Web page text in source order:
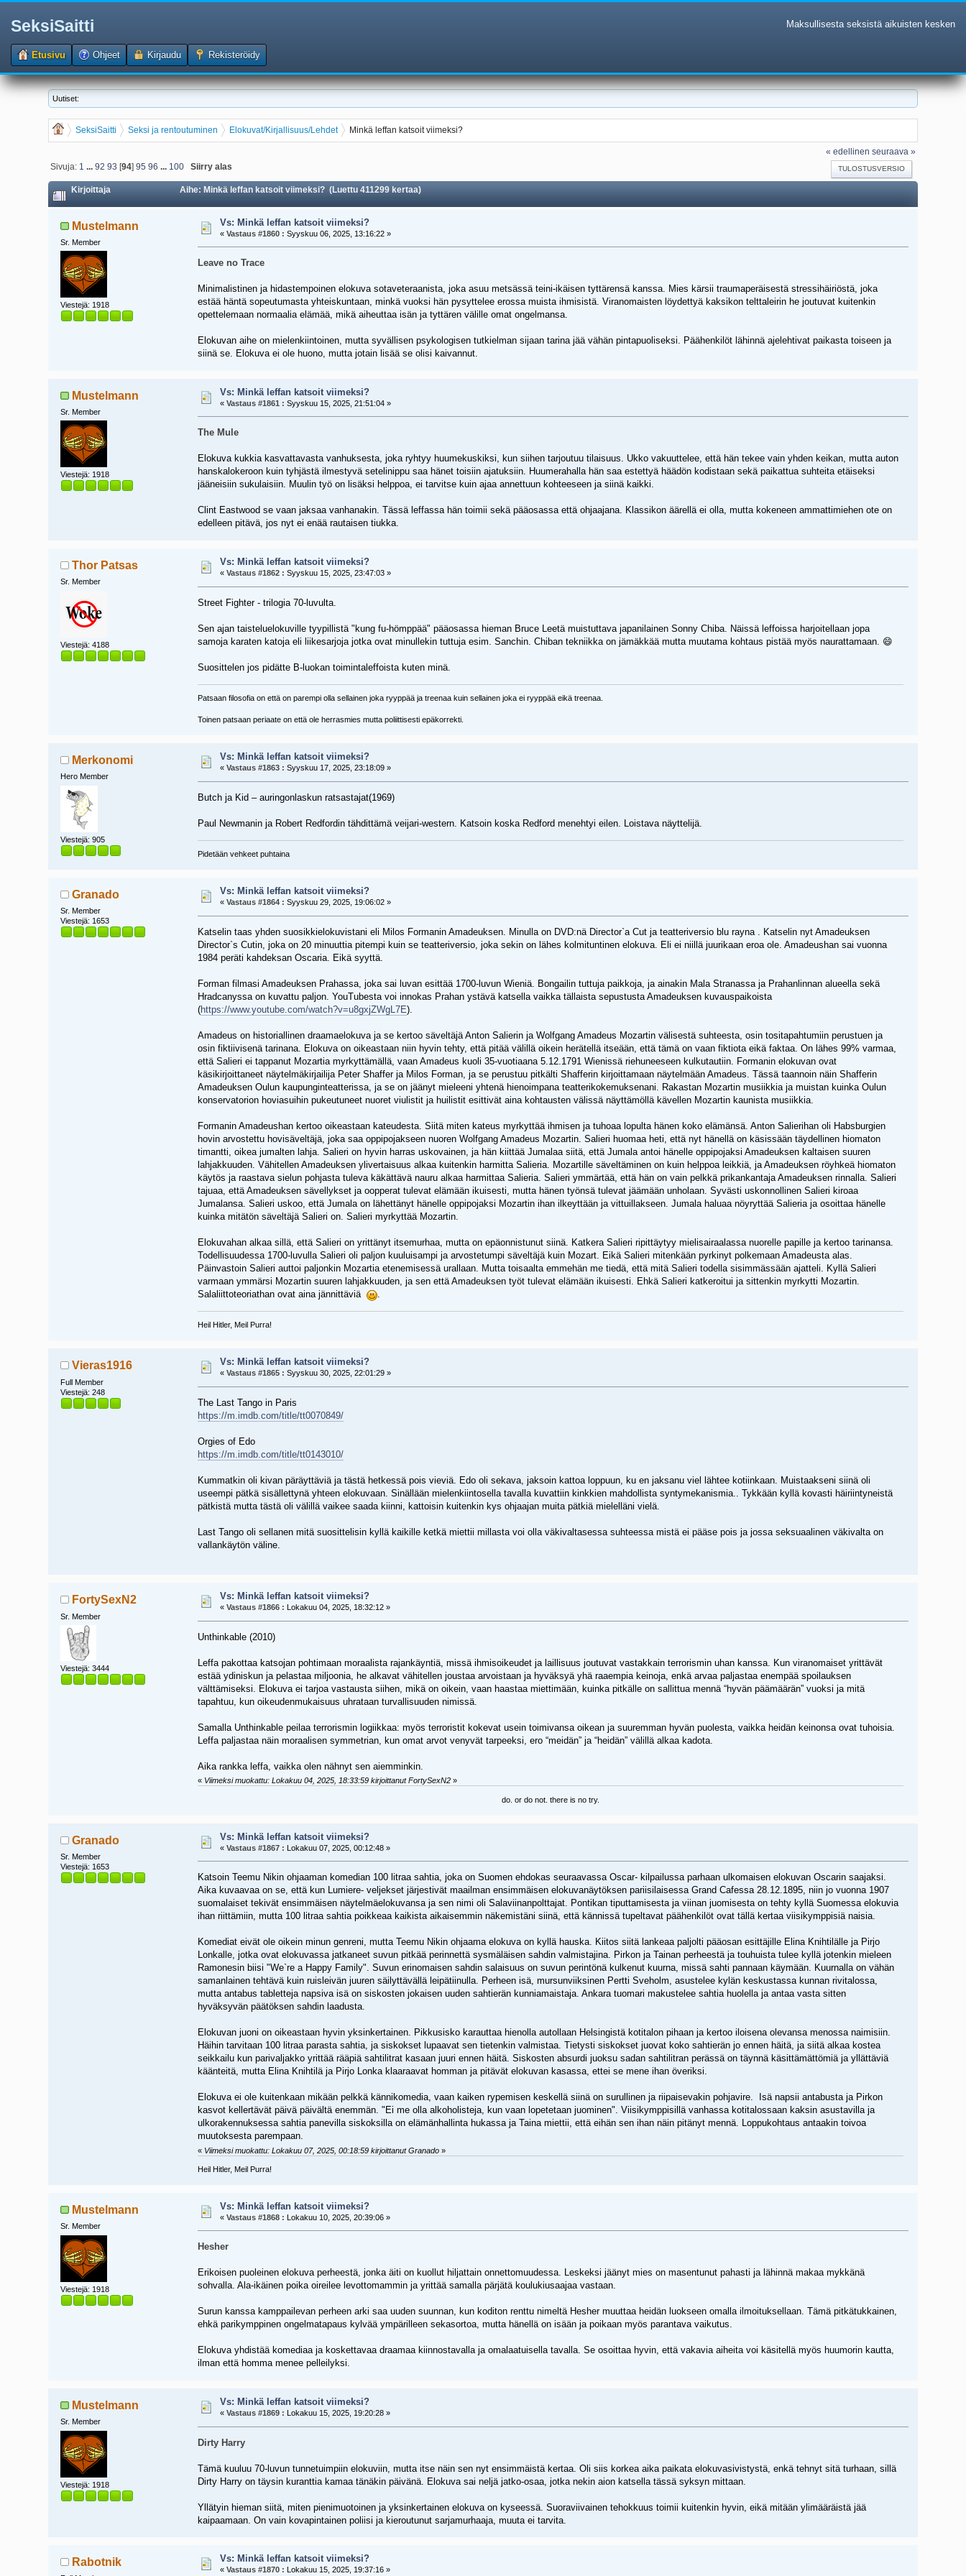
SeksiSaitti Maksullisesta seksistä aikuisten kesken
Etusivu Ohjeet Kirjaudu Rekisteröidy
Uutiset:
SeksiSaitti Seksi ja rentoutuminen Elokuvat/Kirjallisuus/Lehdet Minkä leffan katsoit viimeksi?
« edellinen seuraava »
TULOSTUSVERSIO
Sivuja: 1 ... 92 93 [94] 95 96 ... 100 Siirry alas
Kirjoittaja Aihe: Minkä leffan katsoit viimeksi? (Luettu 411299 kertaa)
Mustelmann
Sr. Member
Viestejä: 1918
Vs: Minkä leffan katsoit viimeksi?
« Vastaus #1860 : Syyskuu 06, 2025, 13:16:22 »
Leave no Trace
Minimalistinen ja hidastempoinen elokuva sotaveteraanista, joka asuu metsässä teini-ikäisen tyttärensä kanssa. Mies kärsii traumaperäisestä stressihäiriöstä, joka
estää häntä sopeutumasta yhteiskuntaan, minkä vuoksi hän pysyttelee erossa muista ihmisistä. Viranomaisten löydettyä kaksikon telttaleirin he joutuvat kuitenkin
opettelemaan normaalia elämää, mikä aiheuttaa isän ja tyttären välille omat ongelmansa.
Elokuvan aihe on mielenkiintoinen, mutta syvällisen psykologisen tutkielman sijaan tarina jää vähän pintapuoliseksi. Päähenkilöt lähinnä ajelehtivat paikasta toiseen ja
siinä se. Elokuva ei ole huono, mutta jotain lisää se olisi kaivannut.
Mustelmann
Sr. Member
Viestejä: 1918
Vs: Minkä leffan katsoit viimeksi?
« Vastaus #1861 : Syyskuu 15, 2025, 21:51:04 »
The Mule
Elokuva kukkia kasvattavasta vanhuksesta, joka ryhtyy huumekuskiksi, kun siihen tarjoutuu tilaisuus. Ukko vakuuttelee, että hän tekee vain yhden keikan, mutta auton
hanskalokeroon kuin tyhjästä ilmestyvä setelinippu saa hänet toisiin ajatuksiin. Huumerahalla hän saa estettyä häädön kodistaan sekä paikattua suhteita etäiseksi
jääneisiin sukulaisiin. Muulin työ on lisäksi helppoa, ei tarvitse kuin ajaa annettuun kohteeseen ja siinä kaikki.
Clint Eastwood se vaan jaksaa vanhanakin. Tässä leffassa hän toimii sekä pääosassa että ohjaajana. Klassikon äärellä ei olla, mutta kokeneen ammattimiehen ote on
edelleen pitävä, jos nyt ei enää rautaisen tiukka.
Thor Patsas
Sr. Member
Viestejä: 4188
Vs: Minkä leffan katsoit viimeksi?
« Vastaus #1862 : Syyskuu 15, 2025, 23:47:03 »
Street Fighter - trilogia 70-luvulta.
Sen ajan taisteluelokuville tyypillistä "kung fu-hömppää" pääosassa hieman Bruce Leetä muistuttava japanilainen Sonny Chiba. Näissä leffoissa harjoitellaan jopa
samoja karaten katoja eli liikesarjoja jotka ovat minullekin tuttuja esim. Sanchin. Chiban tekniikka on jämäkkää mutta muutama kohtaus pistää myös naurattamaan. 😄
Suosittelen jos pidätte B-luokan toimintaleffoista kuten minä.
Patsaan filosofia on että on parempi olla sellainen joka ryyppää ja treenaa kuin sellainen joka ei ryyppää eikä treenaa.
Toinen patsaan periaate on että ole herrasmies mutta poliittisesti epäkorrekti.
Merkonomi
Hero Member
Viestejä: 905
Vs: Minkä leffan katsoit viimeksi?
« Vastaus #1863 : Syyskuu 17, 2025, 23:18:09 »
Butch ja Kid – auringonlaskun ratsastajat(1969)
Paul Newmanin ja Robert Redfordin tähdittämä veijari-western. Katsoin koska Redford menehtyi eilen. Loistava näyttelijä.
Pidetään vehkeet puhtaina
Granado
Sr. Member
Viestejä: 1653
Vs: Minkä leffan katsoit viimeksi?
« Vastaus #1864 : Syyskuu 29, 2025, 19:06:02 »
Katselin taas yhden suosikkielokuvistani eli Milos Formanin Amadeuksen. Minulla on DVD:nä Director`a Cut ja teatteriversio blu rayna . Katselin nyt Amadeuksen
Director`s Cutin, joka on 20 minuuttia pitempi kuin se teatteriversio, joka sekin on lähes kolmituntinen elokuva. Eli ei niillä juurikaan eroa ole. Amadeushan sai vuonna
1984 peräti kahdeksan Oscaria. Eikä syyttä.
Forman filmasi Amadeuksen Prahassa, joka sai luvan esittää 1700-luvun Wieniä. Bongailin tuttuja paikkoja, ja ainakin Mala Stranassa ja Prahanlinnan alueella sekä
Hradcanyssa on kuvattu paljon. YouTubesta voi innokas Prahan ystävä katsella vaikka tällaista sepustusta Amadeuksen kuvauspaikoista
(https://www.youtube.com/watch?v=u8gxjZWgL7E).
Amadeus on historiallinen draamaelokuva ja se kertoo säveltäjä Anton Salierin ja Wolfgang Amadeus Mozartin välisestä suhteesta, osin tositapahtumiin perustuen ja
osin fiktiivisenä tarinana. Elokuva on oikeastaan niin hyvin tehty, että pitää välillä oikein herätellä itseään, että tämä on vaan fiktiota eikä faktaa. On lähes 99% varmaa,
että Salieri ei tappanut Mozartia myrkyttämällä, vaan Amadeus kuoli 35-vuotiaana 5.12.1791 Wienissä riehuneeseen kulkutautiin. Formanin elokuvan ovat
käsikirjoittaneet näytelmäkirjailija Peter Shaffer ja Milos Forman, ja se perustuu pitkälti Shafferin kirjoittamaan näytelmään Amadeus. Tässä taannoin näin Shafferin
Amadeuksen Oulun kaupunginteatterissa, ja se on jäänyt mieleeni yhtenä hienoimpana teatterikokemuksenani. Rakastan Mozartin musiikkia ja muistan kuinka Oulun
konservatorion hoviasuihin pukeutuneet nuoret viulistit ja huilistit esittivät aina kohtausten välissä näyttämöllä kävellen Mozartin kaunista musiikkia.
Formanin Amadeushan kertoo oikeastaan kateudesta. Siitä miten kateus myrkyttää ihmisen ja tuhoaa lopulta hänen koko elämänsä. Anton Salierihan oli Habsburgien
hovin arvostettu hovisäveltäjä, joka saa oppipojakseen nuoren Wolfgang Amadeus Mozartin. Salieri huomaa heti, että nyt hänellä on käsissään täydellinen hiomaton
timantti, oikea jumalten lahja. Salieri on hyvin harras uskovainen, ja hän kiittää Jumalaa siitä, että Jumala antoi hänelle oppipojaksi Amadeuksen kaltaisen suuren
lahjakkuuden. Vähitellen Amadeuksen ylivertaisuus alkaa kuitenkin harmitta Salieria. Mozartille säveltäminen on kuin helppoa leikkiä, ja Amadeuksen röyhkeä hiomaton
käytös ja raastava sielun pohjasta tuleva käkättävä nauru alkaa harmittaa Salieria. Salieri ymmärtää, että hän on vain pelkkä prikankantaja Amadeuksen rinnalla. Salieri
tajuaa, että Amadeuksen sävellykset ja oopperat tulevat elämään ikuisesti, mutta hänen työnsä tulevat jäämään unholaan. Syvästi uskonnollinen Salieri kiroaa
Jumalansa. Salieri uskoo, että Jumala on lähettänyt hänelle oppipojaksi Mozartin ihan ilkeyttään ja vittuillakseen. Jumala haluaa nöyryttää Salieria ja osoittaa hänelle
kuinka mitätön säveltäjä Salieri on. Salieri myrkyttää Mozartin.
Elokuvahan alkaa sillä, että Salieri on yrittänyt itsemurhaa, mutta on epäonnistunut siinä. Katkera Salieri ripittäytyy mielisairaalassa nuorelle papille ja kertoo tarinansa.
Todellisuudessa 1700-luvulla Salieri oli paljon kuuluisampi ja arvostetumpi säveltäjä kuin Mozart. Eikä Salieri mitenkään pyrkinyt polkemaan Amadeusta alas.
Päinvastoin Salieri auttoi paljonkin Mozartia etenemisessä urallaan. Mutta toisaalta emmehän me tiedä, että mitä Salieri todella sisimmässään ajatteli. Kyllä Salieri
varmaan ymmärsi Mozartin suuren lahjakkuuden, ja sen että Amadeuksen työt tulevat elämään ikuisesti. Ehkä Salieri katkeroitui ja sittenkin myrkytti Mozartin.
Salaliittoteoriathan ovat aina jännittäviä
Heil Hitler, Meil Purra!
Vieras1916
Full Member
Viestejä: 248
Vs: Minkä leffan katsoit viimeksi?
« Vastaus #1865 : Syyskuu 30, 2025, 22:01:29 »
The Last Tango in Paris
https://m.imdb.com/title/tt0070849/
Orgies of Edo
https://m.imdb.com/title/tt0143010/
Kummatkin oli kivan päräyttäviä ja tästä hetkessä pois vieviä. Edo oli sekava, jaksoin kattoa loppuun, ku en jaksanu viel lähtee kotiinkaan. Muistaakseni siinä oli
useempi pätkä sisällettynä yhteen elokuvaan. Sinällään mielenkiintosella tavalla kuvattiin kinkkien mahdollista syntymekanismia.. Tykkään kyllä kovasti häiriintyneistä
pätkistä mutta tästä oli välillä vaikee saada kiinni, kattoisin kuitenkin kys ohjaajan muita pätkiä mielelläni vielä.
Last Tango oli sellanen mitä suosittelisin kyllä kaikille ketkä miettii millasta voi olla väkivaltasessa suhteessa mistä ei pääse pois ja jossa seksuaalinen väkivalta on
vallankäytön väline.
FortySexN2
Sr. Member
Viestejä: 3444
Vs: Minkä leffan katsoit viimeksi?
« Vastaus #1866 : Lokakuu 04, 2025, 18:32:12 »
Unthinkable (2010)
Leffa pakottaa katsojan pohtimaan moraalista rajankäyntiä, missä ihmisoikeudet ja laillisuus joutuvat vastakkain terrorismin uhan kanssa. Kun viranomaiset yrittävät
estää ydiniskun ja pelastaa miljoonia, he alkavat vähitellen joustaa arvoistaan ja hyväksyä yhä raaempia keinoja, enkä arvaa paljastaa enempää spoilauksen
välttämiseksi. Elokuva ei tarjoa vastausta siihen, mikä on oikein, vaan haastaa miettimään, kuinka pitkälle on sallittua mennä “hyvän päämäärän” vuoksi ja mitä
tapahtuu, kun oikeudenmukaisuus uhrataan turvallisuuden nimissä.
Samalla Unthinkable peilaa terrorismin logiikkaa: myös terroristit kokevat usein toimivansa oikean ja suuremman hyvän puolesta, vaikka heidän keinonsa ovat tuhoisia.
Leffa paljastaa näin moraalisen symmetrian, kun omat arvot venyvät tarpeeksi, ero “meidän” ja “heidän” välillä alkaa kadota.
Aika rankka leffa, vaikka olen nähnyt sen aiemminkin.
« Viimeksi muokattu: Lokakuu 04, 2025, 18:33:59 kirjoittanut FortySexN2 »
do. or do not. there is no try.
Granado
Sr. Member
Viestejä: 1653
Vs: Minkä leffan katsoit viimeksi?
« Vastaus #1867 : Lokakuu 07, 2025, 00:12:48 »
Katsoin Teemu Nikin ohjaaman komedian 100 litraa sahtia, joka on Suomen ehdokas seuraavassa Oscar- kilpailussa parhaan ulkomaisen elokuvan Oscarin saajaksi.
Aika kuvaavaa on se, että kun Lumiere- veljekset järjestivät maailman ensimmäisen elokuvanäytöksen pariisilaisessa Grand Cafessa 28.12.1895, niin jo vuonna 1907
suomalaiset tekivät ensimmäisen näytelmäelokuvansa ja sen nimi oli Salaviinanpolttajat. Pontikan tiputtamisesta ja viinan juomisesta on tehty kyllä Suomessa elokuvia
ihan riittämiin, mutta 100 litraa sahtia poikkeaa kaikista aikaisemmin näkemistäni siinä, että kännissä tupeltavat päähenkilöt ovat tällä kertaa viisikymppisiä naisia.
Komediat eivät ole oikein minun genreni, mutta Teemu Nikin ohjaama elokuva on kyllä hauska. Kiitos siitä lankeaa paljolti pääosan esittäjille Elina Knihtilälle ja Pirjo
Lonkalle, jotka ovat elokuvassa jatkaneet suvun pitkää perinnettä sysmäläisen sahdin valmistajina. Pirkon ja Tainan perheestä ja touhuista tulee kyllä jotenkin mieleen
Ramonesin biisi "We`re a Happy Family". Suvun erinomaisen sahdin salaisuus on suvun perintönä kulkenut kuurna, missä sahti pannaan käymään. Kuurnalla on vähän
samanlainen tehtävä kuin ruisleivän juuren säilyttävällä leipätiinulla. Perheen isä, mursunviiksinen Pertti Sveholm, asustelee kylän keskustassa kunnan rivitalossa,
mutta antabus tabletteja napsiva isä on siskosten jokaisen uuden sahtierän kunniamaistaja. Ankara tuomari makustelee sahtia huolella ja antaa vasta sitten
hyväksyvän päätöksen sahdin laadusta.
Elokuvan juoni on oikeastaan hyvin yksinkertainen. Pikkusisko karauttaa hienolla autollaan Helsingistä kotitalon pihaan ja kertoo iloisena olevansa menossa naimisiin.
Häihin tarvitaan 100 litraa parasta sahtia, ja siskokset lupaavat sen tietenkin valmistaa. Tietysti siskokset juovat koko sahtierän jo ennen häitä, ja siitä alkaa kostea
seikkailu kun parivaljakko yrittää rääpiä sahtilitrat kasaan juuri ennen häitä. Siskosten absurdi juoksu sadan sahtilitran perässä on täynnä käsittämättömiä ja yllättäviä
käänteitä, mutta Elina Knihtilä ja Pirjo Lonka klaaraavat homman ja pitävät elokuvan kasassa, ettei se mene ihan överiksi.
Elokuva ei ole kuitenkaan mikään pelkkä kännikomedia, vaan kaiken rypemisen keskellä siinä on surullinen ja riipaisevakin pohjavire. Isä napsii antabusta ja Pirkon
kasvot kellertävät päivä päivältä enemmän. "Ei me olla alkoholisteja, kun vaan lopetetaan juominen". Viisikymppisillä vanhassa kotitalossaan kaksin asustavilla ja
ulkorakennuksessa sahtia panevilla siskoksilla on elämänhallinta hukassa ja Taina miettii, että eihän sen ihan näin pitänyt mennä. Loppukohtaus antaakin toivoa
muutoksesta parempaan.
« Viimeksi muokattu: Lokakuu 07, 2025, 00:18:59 kirjoittanut Granado »
Heil Hitler, Meil Purra!
Mustelmann
Sr. Member
Viestejä: 1918
Vs: Minkä leffan katsoit viimeksi?
« Vastaus #1868 : Lokakuu 10, 2025, 20:39:06 »
Hesher
Erikoisen puoleinen elokuva perheestä, jonka äiti on kuollut hiljattain onnettomuudessa. Leskeksi jäänyt mies on masentunut pahasti ja lähinnä makaa mykkänä
sohvalla. Ala-ikäinen poika oireilee levottomammin ja yrittää samalla pärjätä koulukiusaajaa vastaan.
Surun kanssa kamppailevan perheen arki saa uuden suunnan, kun koditon renttu nimeltä Hesher muuttaa heidän luokseen omalla ilmoituksellaan. Tämä pitkätukkainen,
ehkä parikymppinen ongelmatapaus kylvää ympärilleen sekasortoa, mutta hänellä on isään ja poikaan myös parantava vaikutus.
Elokuva yhdistää komediaa ja koskettavaa draamaa kiinnostavalla ja omalaatuisella tavalla. Se osoittaa hyvin, että vakavia aiheita voi käsitellä myös huumorin kautta,
ilman että homma menee pelleilyksi.
Mustelmann
Sr. Member
Viestejä: 1918
Vs: Minkä leffan katsoit viimeksi?
« Vastaus #1869 : Lokakuu 15, 2025, 19:20:28 »
Dirty Harry
Tämä kuuluu 70-luvun tunnetuimpiin elokuviin, mutta itse näin sen nyt ensimmäistä kertaa. Oli siis korkea aika paikata elokuvasivistystä, enkä tehnyt sitä turhaan, sillä
Dirty Harry on täysin kuranttia kamaa tänäkin päivänä. Elokuva sai neljä jatko-osaa, jotka nekin aion katsella tässä syksyn mittaan.
Yllätyin hieman siitä, miten pienimuotoinen ja yksinkertainen elokuva on kyseessä. Suoraviivainen tehokkuus toimii kuitenkin hyvin, eikä mitään ylimääräistä jää
kaipaamaan. On vain kovapintainen poliisi ja kieroutunut sarjamurhaaja, muuta ei tarvita.
Rabotnik Vs: Minkä leffan katsoit viimeksi?
« Vastaus #1870 : Lokakuu 15, 2025, 19:37:16 »